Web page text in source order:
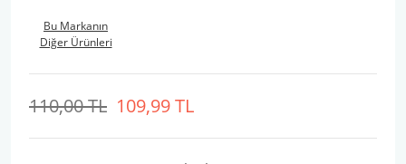
Bu Markanın
Diğer Ürünleri
109,99 TL
110,00 TL